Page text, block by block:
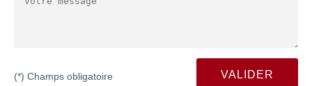
(*) Champs obligatoire